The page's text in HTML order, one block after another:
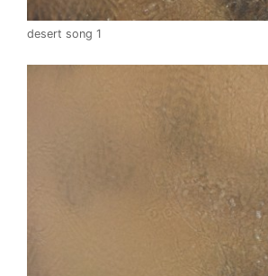
desert song 1